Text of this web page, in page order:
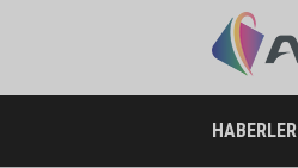
HABERLER